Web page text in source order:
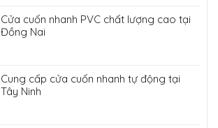
Cửa cuốn nhanh PVC chất lượng cao tại
Đồng Nai
Cung cấp cửa cuốn nhanh tự động tại
Tây Ninh